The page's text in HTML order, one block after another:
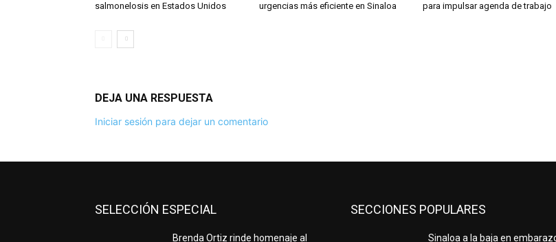
salmonelosis en Estados Unidos
urgencias más eficiente en Sinaloa
para impulsar agenda de trabajo
DEJA UNA RESPUESTA
Iniciar sesión para dejar un comentario
SELECCIÓN ESPECIAL
Brenda Ortiz rinde homenaje al
SECCIONES POPULARES
Sinaloa a la baja en